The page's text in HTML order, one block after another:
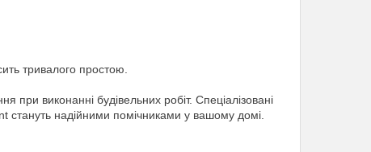
тривалого простою.
виконанні будівельних робіт. Спеціалізовані
стануть надійними помічниками у вашому домі.